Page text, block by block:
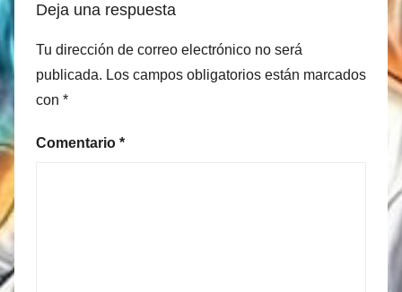
Deja una respuesta
Tu dirección de correo electrónico no será
publicada. Los campos obligatorios están marcados
con *
Comentario *